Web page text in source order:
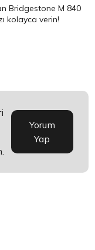
Bridgestone M 840
kolayca verin!
Yorum
Yap